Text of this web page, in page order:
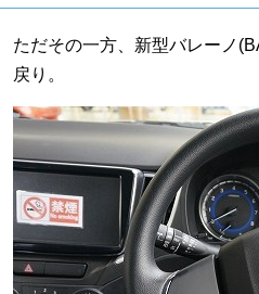
ただその一方、新型バレーノ
戻り。